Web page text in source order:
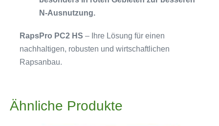
N-Ausnutzung.
RapsPro PC2 HS – Ihre Lösung für einen
nachhaltigen, robusten und wirtschaftlichen
Rapsanbau.
Ähnliche Produkte